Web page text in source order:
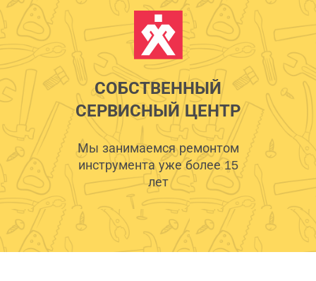
СОБСТВЕННЫЙ
СЕРВИСНЫЙ ЦЕНТР
Мы занимаемся ремонтом
инструмента уже более 15
лет